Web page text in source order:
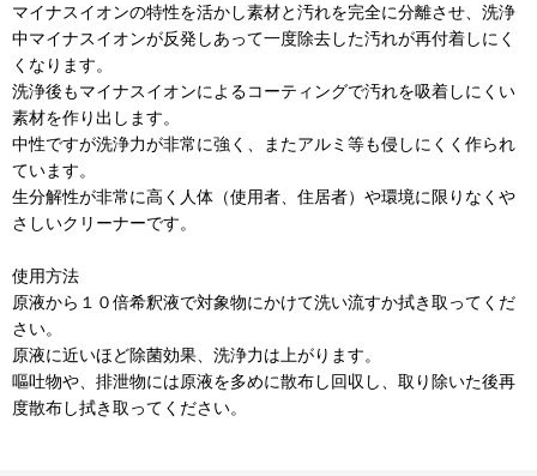
マイナスイオンの特性を活かし素材と汚れを完全に分離させ、洗浄
中マイナスイオンが反発しあって一度除去した汚れが再付着しにく
くなります。
洗浄後もマイナスイオンによるコーティングで汚れを吸着しにくい
素材を作り出します。
中性ですが洗浄力が非常に強く、またアルミ等も侵しにくく作られ
ています。
生分解性が非常に高く人体（使用者、住居者）や環境に限りなくや
さしいクリーナーです。
使用方法
原液から１０倍希釈液で対象物にかけて洗い流すか拭き取ってくだ
さい。
原液に近いほど除菌効果、洗浄力は上がります。
嘔吐物や、排泄物には原液を多めに散布し回収し、取り除いた後再
度散布し拭き取ってください。